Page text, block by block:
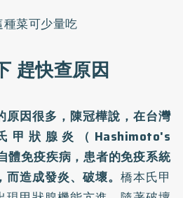
菜可少量吃
趕快查原因
原因很多，陳冠樺說，在台灣
甲狀腺炎（Hashimoto's
免疫疾病，患者的免疫系統
造成發炎、破壞。 橋本氏甲